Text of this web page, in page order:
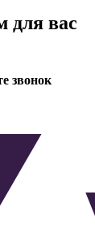
для вас
звонок